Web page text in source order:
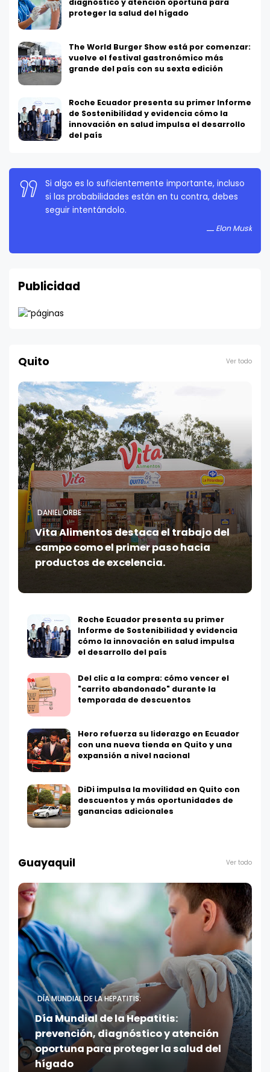
diagnóstico y atención oportuna para
proteger la salud del hígado
The World Burger Show está por comenzar:
vuelve el festival gastronómico más
grande del país con su sexta edición
Roche Ecuador presenta su primer Informe
de Sostenibilidad y evidencia cómo la
innovación en salud impulsa el desarrollo
del país
La persistencia es muy importante. No debes
rendirte a menos que estés obligado a rendirte.
Publicidad
Quito Ver todo
DANIEL ORBE
Vita Alimentos destaca el trabajo del
campo como el primer paso hacia
productos de excelencia.
Roche Ecuador presenta su primer
Informe de Sostenibilidad y evidencia
cómo la innovación en salud impulsa
el desarrollo del país
Del clic a la compra: cómo vencer el
"carrito abandonado" durante la
temporada de descuentos
Hero refuerza su liderazgo en Ecuador
con una nueva tienda en Quito y una
expansión a nivel nacional
DiDi impulsa la movilidad en Quito con
descuentos y más oportunidades de
ganancias adicionales
Guayaquil Ver todo
DÍA MUNDIAL DE LA HEPATITIS:
Día Mundial de la Hepatitis:
prevención, diagnóstico y atención
oportuna para proteger la salud del
hígado